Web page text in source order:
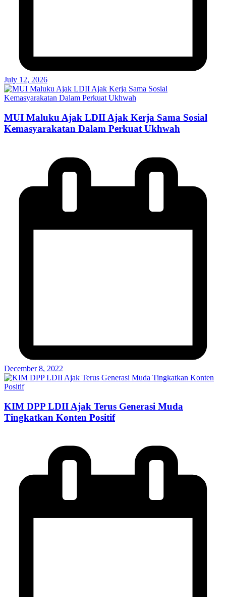
July 12, 2026
MUI Maluku Ajak LDII Ajak Kerja Sama Sosial
Kemasyarakatan Dalam Perkuat Ukhwah
December 8, 2022
KIM DPP LDII Ajak Terus Generasi Muda
Tingkatkan Konten Positif